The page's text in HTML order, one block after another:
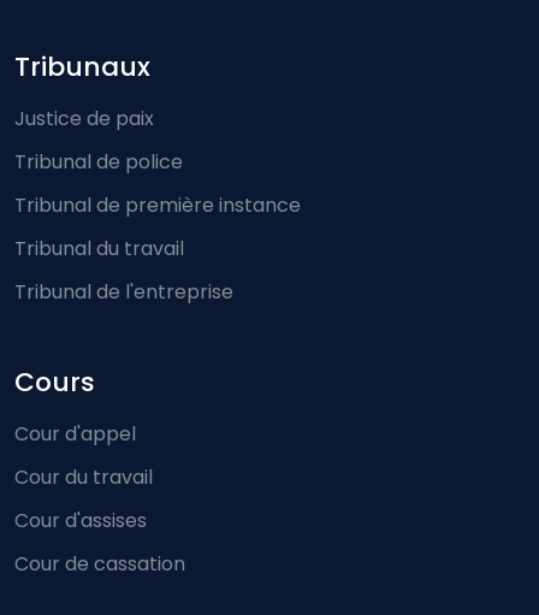
Footer-menu
Tribunaux
Justice de paix
Tribunal de police
Tribunal de première instance
Tribunal du travail
Tribunal de l'entreprise
Cours
Cour d'appel
Cour du travail
Cour d'assises
Cour de cassation